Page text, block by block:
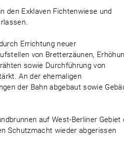
den Exklaven Fichtenwiese und
Errichtung neuer
von Bretterzäunen,
sowie Durchführung von
An der ehemaligen
der Bahn abgebaut sowie
auf West-Berliner Gebiet
Schutzmacht wieder abgerissen